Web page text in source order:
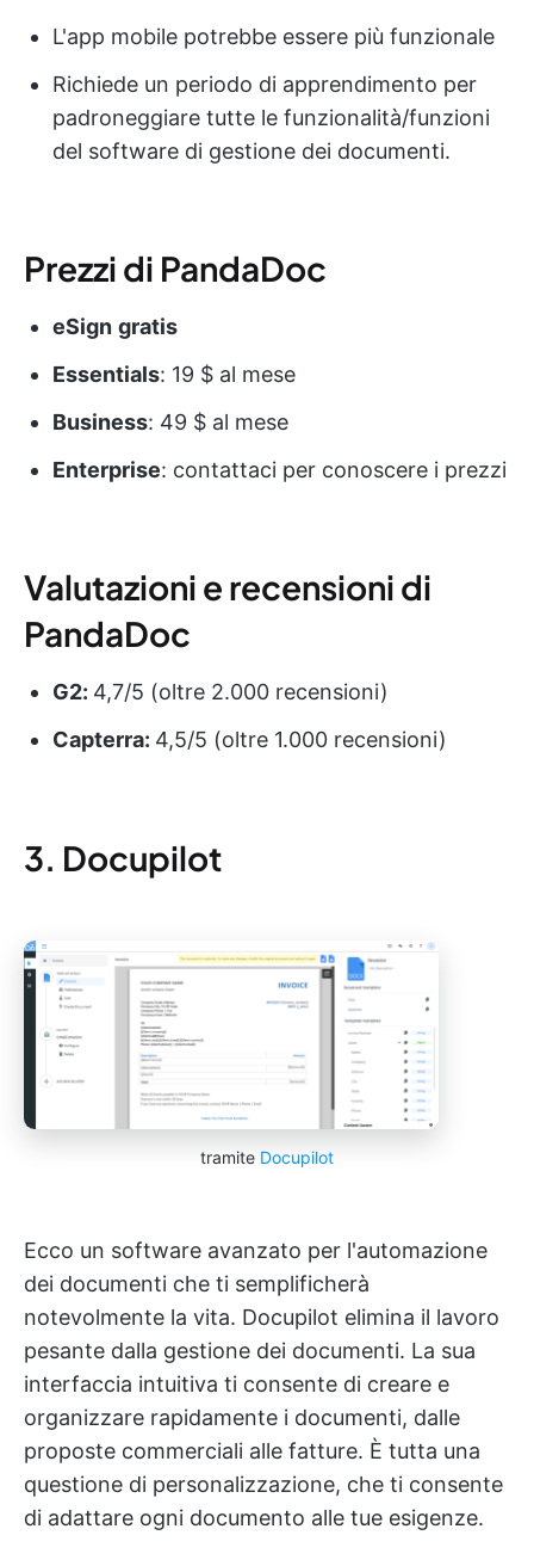
L'app mobile potrebbe essere più funzionale
Richiede un periodo di apprendimento per
padroneggiare tutte le funzionalità/funzioni
del software di gestione dei documenti.
Prezzi di PandaDoc
eSign gratis
Essentials: 19 $ al mese
Business: 49 $ al mese
Enterprise: contattaci per conoscere i prezzi
Valutazioni e recensioni di
PandaDoc
G2: 4,7/5 (oltre 2.000 recensioni)
Capterra: 4,5/5 (oltre 1.000 recensioni)
3. Docupilot
tramite Docupilot
Ecco un software avanzato per l'automazione
dei documenti che ti semplificherà
notevolmente la vita. Docupilot elimina il lavoro
pesante dalla gestione dei documenti. La sua
interfaccia intuitiva ti consente di creare e
organizzare rapidamente i documenti, dalle
proposte commerciali alle fatture. È tutta una
questione di personalizzazione, che ti consente
di adattare ogni documento alle tue esigenze.